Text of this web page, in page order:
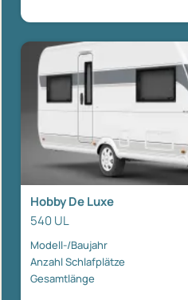
Hobby De Luxe
540 UL
Modell-/Baujahr
Anzahl Schlafplätze
Gesamtlänge